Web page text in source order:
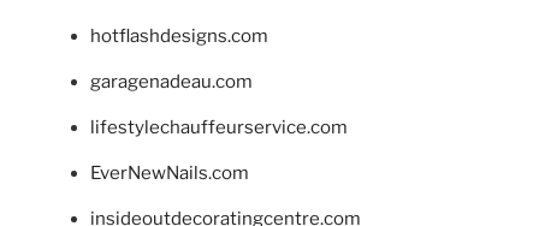
hotflashdesigns.com
garagenadeau.com
lifestylechauffeurservice.com
EverNewNails.com
insideoutdecoratingcentre.com